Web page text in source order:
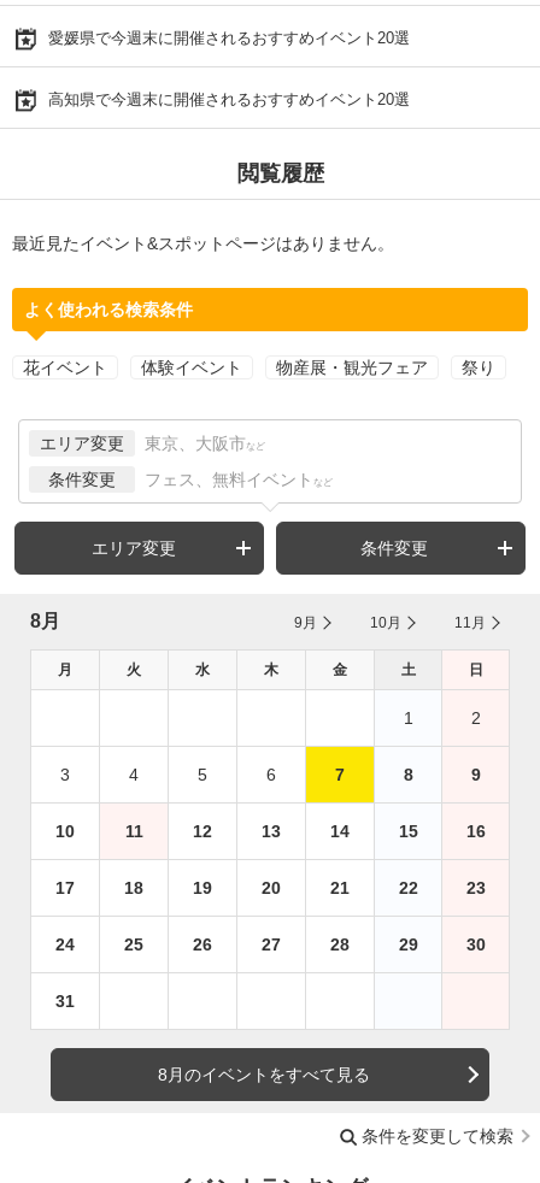
愛媛県で今週末に開催されるおすすめイベント20選
高知県で今週末に開催されるおすすめイベント20選
閲覧履歴
最近見たイベント&スポットページはありません。
よく使われる検索条件
花イベント 体験イベント 物産展・観光フェア 祭り
エリア変更 東京、大阪市 など
条件変更 フェス、無料イベント など
エリア変更 条件変更
8月 9月 10月 11月
月 火 水 木 金 土 日
1 2
3 4 5 6 7 8 9
10 11 12 13 14 15 16
17 18 19 20 21 22 23
24 25 26 27 28 29 30
31
8月のイベントをすべて見る
条件を変更して検索